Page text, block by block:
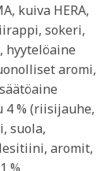
kuiva HERA,
sokeri,
hyytelöaine
aromi,
% (riisijauhe,
suola,
aromit,
%